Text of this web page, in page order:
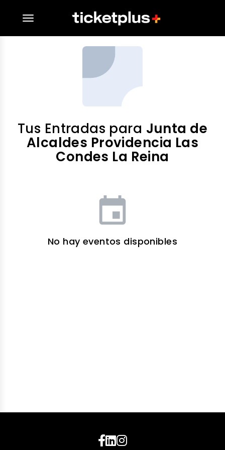
desplegar navegación
Tus Entradas para Junta de
Alcaldes Providencia Las
Condes La Reina
event
No hay eventos disponibles